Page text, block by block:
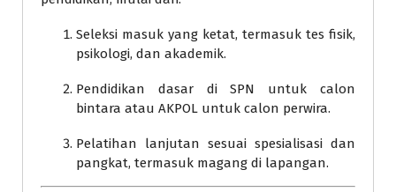
Seleksi masuk yang ketat, termasuk tes fisik,
psikologi, dan akademik.
Pendidikan dasar di SPN untuk calon
bintara atau AKPOL untuk calon perwira.
Pelatihan lanjutan sesuai spesialisasi dan
pangkat, termasuk magang di lapangan.